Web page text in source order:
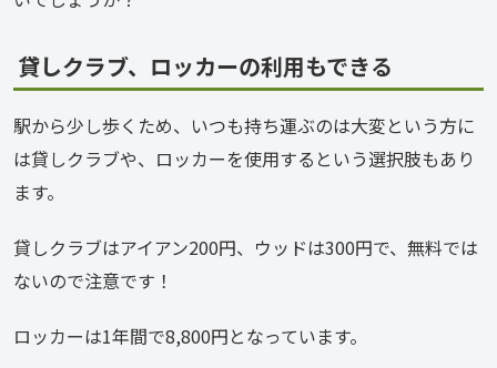
貸しクラブ、ロッカーの利用もできる
駅から少し歩くため、いつも持ち運ぶのは大変という方に
は貸しクラブや、ロッカーを使用するという選択肢もあり
ます。
貸しクラブはアイアン200円、ウッドは300円で、無料では
ないので注意です！
ロッカーは1年間で8,800円となっています。